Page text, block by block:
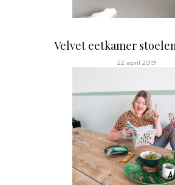
Velvet eetkamer
22 april 2019